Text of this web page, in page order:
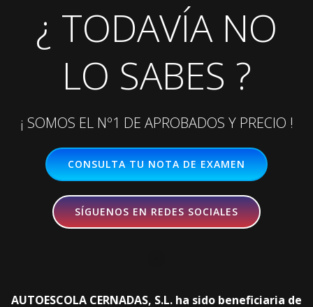
¿ TODAVÍA NO
LO SABES ?
¡ SOMOS EL Nº1 DE APROBADOS Y PRECIO !
CONSULTA TU NOTA DE EXAMEN
SÍGUENOS EN REDES SOCIALES
AUTOESCOLA CERNADAS, S.L. ha sido beneficiaria de